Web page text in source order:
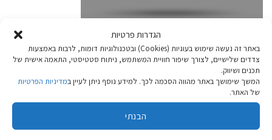
הגדרות פרטיות
באתר זה נעשה שימוש בעוגיות (Cookies) ובטכנולוגיות דומות, לרבות באמצעות
צדדים שלישיים, לצורך שיפור חוויית המשתמש, ניתוח סטטיסטי, התאמה אישית של
תכנים ושיווק.
המשך שימושך באתר מהווה הסכמה לכך. למידע נוסף ניתן לעיין במדיניות הפרטיות
של האתר.
הבנתי
אינדיקציית מצב הסוללה באמצעות רטט
ללא הסתכלות, הרגישו מה מצב הסוללה בידכם.
פחות מ-10% – רטט כל דקה.